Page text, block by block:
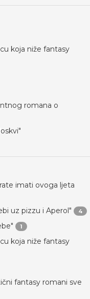
koja niže fantasy
romana o
imati ovoga ljeta
uz pizzu i Aperol" 4
1
koja niže fantasy
fantasy romani sve